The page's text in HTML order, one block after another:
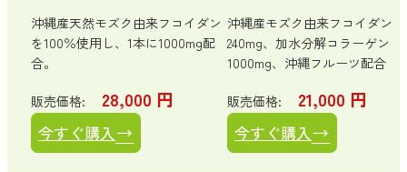
沖縄産天然モズク由来フコイダン
を100％使用し、1本に1000mg配
合。
販売価格: 28,000 円
今すぐ購入
沖縄産モズク由来フコイダン
240mg、加水分解コラーゲン
1000mg、沖縄フルーツ配合
販売価格: 21,000 円
今すぐ購入